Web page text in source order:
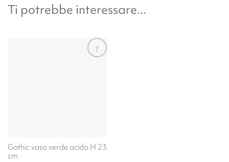
Ti potrebbe interessare...
Gothic vaso verde acido H 23
cm